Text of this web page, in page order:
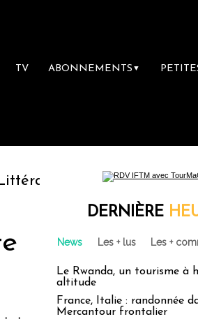
TV ABONNEMENTS ▼
la première librairie du
DERNIÈRE
News Les + lus Les +
Le Rwanda, un tourisme à
altitude
France, Italie : randonnée
Mercantour frontalier